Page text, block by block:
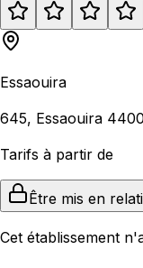
Essaouira
645, Essaouira
Tarifs à partir de
Être mis en
Cet établissement